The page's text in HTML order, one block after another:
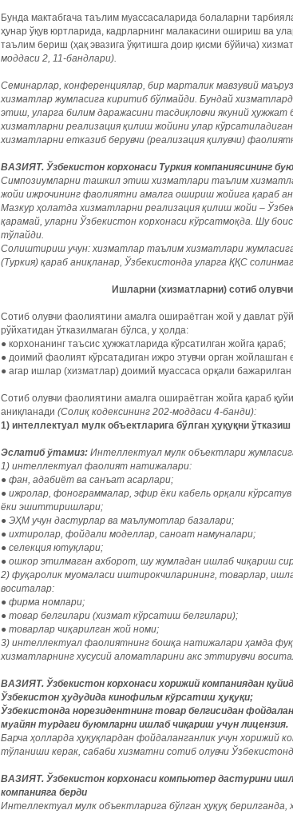
Бунда мактабгача таълим муассасаларида болаларни
ҳунар ўқув юртларида, кадрларнинг малакасини ошириш ва
таълим бериш (ҳақ эвазига ўқитишга доир қисми бўйича)
моддаси 2, 11-бандлари).
Семинарлар, конференциялар, бир марталик мавзувий
хизматлар жумласига киритиб бўлмайди. Бундай
этиш, уларга билим даражасини тасдиқловчи якуний
хизматларни реализация қилиш жойини улар
хизматларни етказиб берувчи (реализация қилувчи)
ВАЗИЯТ. Ўзбекистон корхонаси Туркия компаниясининг
Симпозиумларни ташкил этиш хизматлари таълим
жойи ижрочининг фаолиятни амалга ошириш жойига қараб
Мазкур ҳолатда хизматларни реализация қилиш жойи –
қарамай, уларни Ўзбекистон корхонаси кўрсатмоқда. Шу
тўлайди.
Солиштириш учун: хизматлар таълим хизматлари
(Туркия) қараб аниқланар, Ўзбекистонда уларга ҚҚС
Ишларни (хизматларни) сотиб олувчи
Сотиб олувчи фаолиятини амалга ошираётган жой у давлат
рўйхатидан ўтказилмаган бўлса, у ҳолда:
● корхонанинг таъсис ҳужжатларида кўрсатилган жойга қараб;
● доимий фаолият кўрсатадиган ижро этувчи орган жойлашган
● агар ишлар (хизматлар) доимий муассаса орқали
Сотиб олувчи фаолиятини амалга ошираётган жойга қараб
аниқланади (Солиқ кодексининг 202-моддаси 4-банди):
1) интеллектуал мулк объектларига бўлган ҳуқуқни
Эслатиб ўтамиз: Интеллектуал мулк объектлари
1) интеллектуал фаолият натижалари:
● фан, адабиёт ва санъат асарлари;
● ижролар, фонограммалар, эфир ёки кабель орқали
ёки эшиттиришлари;
● ЭҲМ учун дастурлар ва маълумотлар базалари;
● ихтиролар, фойдали моделлар, саноат намуналари;
● селекция ютуқлари;
● ошкор этилмаган ахборот, шу жумладан ишлаб чиқариш
2) фуқаролик муомаласи иштирокчиларининг, товарлар,
воситалар:
● фирма номлари;
● товар белгилари (хизмат кўрсатиш белгилари);
● товарлар чиқарилган жой номи;
3) интеллектуал фаолиятнинг бошқа натижалари ҳамда
хизматларнинг хусусий аломатларини акс эттирувчи
ВАЗИЯТ. Ўзбекистон корхонаси хорижий компаниядан
Ўзбекистон ҳудудида кинофильм кўрсатиш ҳуқуқи;
Ўзбекистонда норезидентнинг товар белгисидан
муайян турдаги буюмларни ишлаб чиқариш учун лицензия.
Барча ҳолларда ҳуқуқлардан фойдаланганлик учун хорижий
тўланиши керак, сабаби хизматни сотиб олувчи
ВАЗИЯТ. Ўзбекистон корхонаси компьютер дастурини
компанияга берди
Интеллектуал мулк объектларига бўлган ҳуқуқ